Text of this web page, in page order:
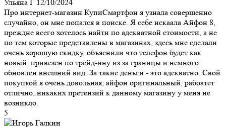
Ульяна Г 12/10/2024
Про интернет-магазин КупиСмартфон я узнала совершенно
случайно, он мне попался в поиске. Я себе искаала Айфон 8,
преждне всего хотелось найти по адекватной стоимости, а не
по тем которые представлены в магазинах, здесь мне сделали
очень хорошую скидку, объяснили что телефон будет как
новый, привезен по трейд-ину из за границы и немного
обновлён внешний вид. За такие деньги - это адекватно. Свой
покупкой я очень довольная, айфон оригинальный, рабоатет
отлично, никаких претензий к данному магазину у меня не
возникло.
5